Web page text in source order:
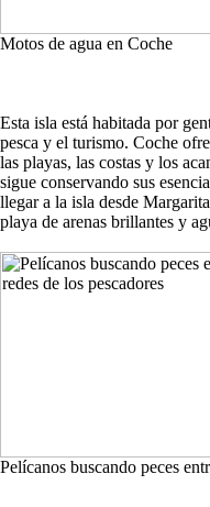
Motos de agua en Coche
Esta isla está habitada por
pesca y el turismo. Coche
las playas, las costas y los
sigue conservando sus
llegar a la isla desde
playa de arenas brillantes y
Pelícanos buscando peces